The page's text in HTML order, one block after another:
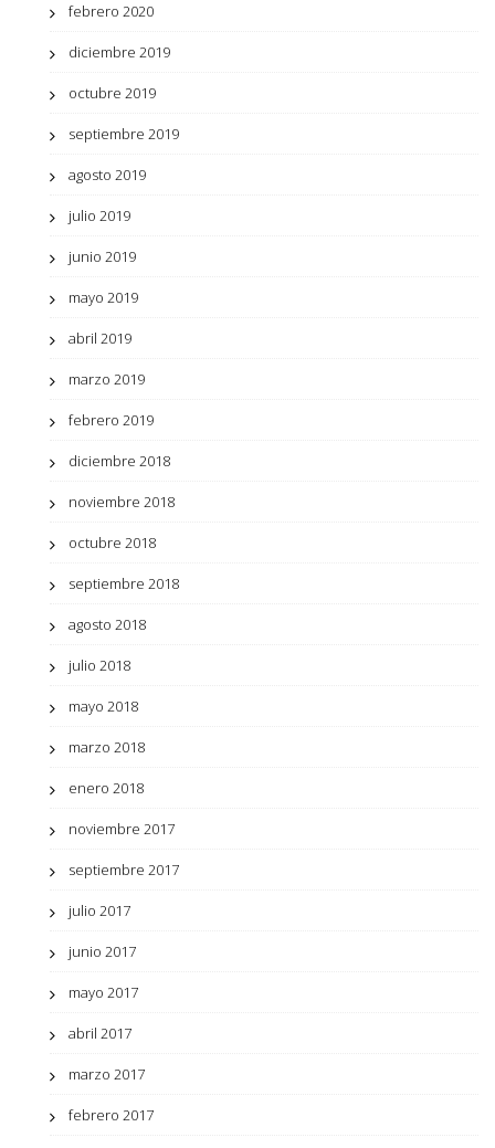
febrero 2020
diciembre 2019
octubre 2019
septiembre 2019
agosto 2019
julio 2019
junio 2019
mayo 2019
abril 2019
marzo 2019
febrero 2019
diciembre 2018
noviembre 2018
octubre 2018
septiembre 2018
agosto 2018
julio 2018
mayo 2018
marzo 2018
enero 2018
noviembre 2017
septiembre 2017
julio 2017
junio 2017
mayo 2017
abril 2017
marzo 2017
febrero 2017